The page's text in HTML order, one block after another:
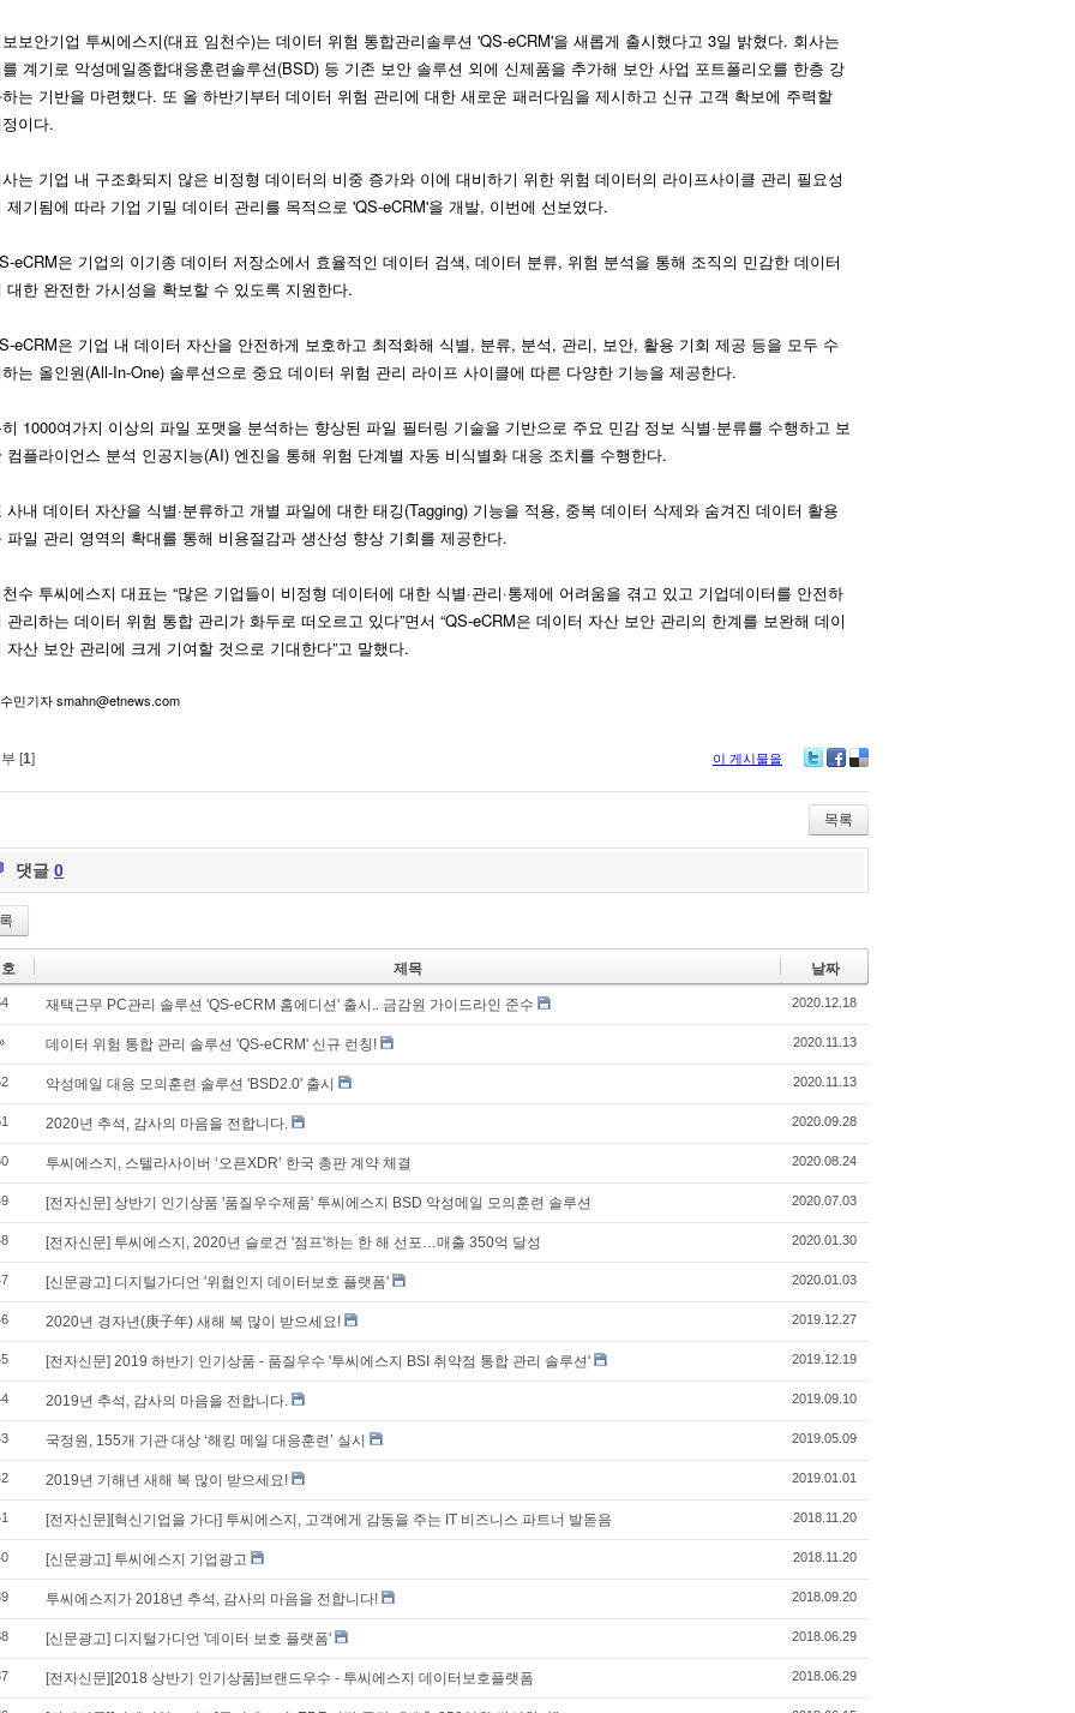
보안기업 투씨에스지(대표 임천수)는 데이터 위험 통합관리솔루션 'QS-eCRM'을 새롭게 출시했다고 3일 밝혔다. 회사는
계기로 악성메일종합대응훈련솔루션(BSD) 등 기존 보안 솔루션 외에 신제품을 추가해 보안 사업 포트폴리오를 한층 강
는 기반을 마련했다. 또 올 하반기부터 데이터 위험 관리에 대한 새로운 패러다임을 제시하고 신규 고객 확보에 주력할
이다.
는 기업 내 구조화되지 않은 비정형 데이터의 비중 증가와 이에 대비하기 위한 위험 데이터의 라이프사이클 관리 필요성
제기됨에 따라 기업 기밀 데이터 관리를 목적으로 'QS-eCRM'을 개발, 이번에 선보였다.
eCRM은 기업의 이기종 데이터 저장소에서 효율적인 데이터 검색, 데이터 분류, 위험 분석을 통해 조직의 민감한 데이터
대한 완전한 가시성을 확보할 수 있도록 지원한다.
eCRM은 기업 내 데이터 자산을 안전하게 보호하고 최적화해 식별, 분류, 분석, 관리, 보안, 활용 기회 제공 등을 모두 수
는 올인원(All-In-One) 솔루션으로 중요 데이터 위험 관리 라이프 사이클에 따른 다양한 기능을 제공한다.
1000여가지 이상의 파일 포맷을 분석하는 향상된 파일 필터링 기술을 기반으로 주요 민감 정보 식별·분류를 수행하고 보
컴플라이언스 분석 인공지능(AI) 엔진을 통해 위험 단계별 자동 비식별화 대응 조치를 수행한다.
사내 데이터 자산을 식별·분류하고 개별 파일에 대한 태깅(Tagging) 기능을 적용, 중복 데이터 삭제와 숨겨진 데이터 활용
파일 관리 영역의 확대를 통해 비용절감과 생산성 향상 기회를 제공한다.
수 투씨에스지 대표는 “많은 기업들이 비정형 데이터에 대한 식별·관리·통제에 어려움을 겪고 있고 기업데이터를 안전하
관리하는 데이터 위험 통합 관리가 화두로 떠오르고 있다”면서 “QS-eCRM은 데이터 자산 보안 관리의 한계를 보완해 데이
자산 보안 관리에 크게 기여할 것으로 기대한다”고 말했다.
민기자 smahn@etnews.com
[1] 이 게시물을
목록
댓글 0
제목 날짜
재택근무 PC관리 솔루션 'QS-eCRM 홈에디션' 출시.. 금감원 가이드라인 준수 2020.12.18
데이터 위험 통합 관리 솔루션 'QS-eCRM' 신규 런칭! 2020.11.13
악성메일 대응 모의훈련 솔루션 'BSD2.0' 출시 2020.11.13
2020년 추석, 감사의 마음을 전합니다. 2020.09.28
투씨에스지, 스텔라사이버 ‘오픈XDR’ 한국 총판 계약 체결 2020.08.24
[전자신문] 상반기 인기상품 '품질우수제품' 투씨에스지 BSD 악성메일 모의훈련 솔루션 2020.07.03
[전자신문] 투씨에스지, 2020년 슬로건 '점프'하는 한 해 선포…매출 350억 달성 2020.01.30
[신문광고] 디지털가디언 '위협인지 데이터보호 플랫폼' 2020.01.03
2020년 경자년(庚子年) 새해 복 많이 받으세요! 2019.12.27
[전자신문] 2019 하반기 인기상품 - 품질우수 '투씨에스지 BSI 취약점 통합 관리 솔루션' 2019.12.19
2019년 추석, 감사의 마음을 전합니다. 2019.09.10
국정원, 155개 기관 대상 ‘해킹 메일 대응훈련’ 실시 2019.05.09
2019년 기해년 새해 복 많이 받으세요! 2019.01.01
[전자신문][혁신기업을 가다] 투씨에스지, 고객에게 감동을 주는 IT 비즈니스 파트너 발돋음 2018.11.20
[신문광고] 투씨에스지 기업광고 2018.11.20
투씨에스지가 2018년 추석, 감사의 마음을 전합니다! 2018.09.20
[신문광고] 디지털가디언 '데이터 보호 플랫폼' 2018.06.29
[전자신문][2018 상반기 인기상품]브랜드우수 - 투씨에스지 데이터보호플랫폼 2018.06.29